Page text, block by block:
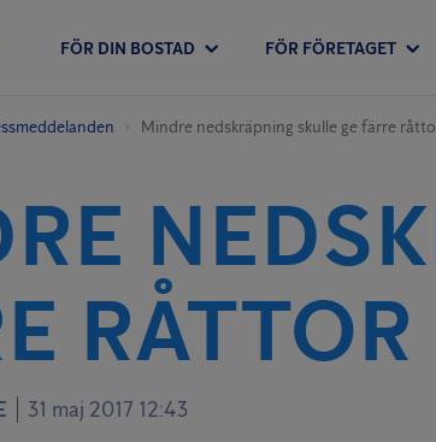
FÖR DIN BOSTAD FÖR FÖRETAGET
Mindre nedskräpning skulle ge färre
RÅTTOR
31 maj 2017 12:43